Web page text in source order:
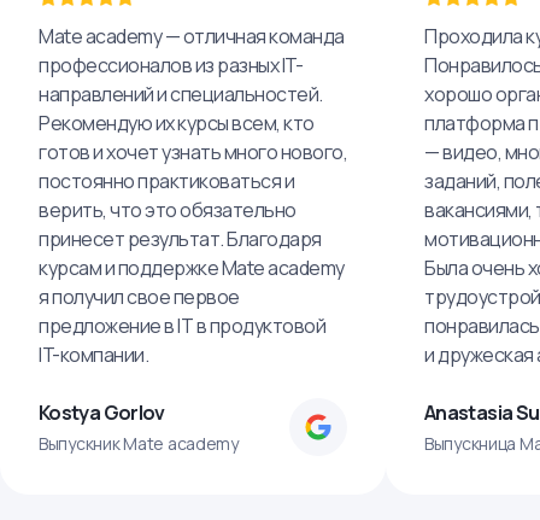
Mate academy — отличная команда
профессионалов из разных IT-
направлений и специальностей.
Рекомендую их курсы всем, кто
готов и хочет узнать много нового,
постоянно практиковаться и
верить, что это обязательно
принесет результат. Благодаря
курсам и поддержке Mate academy
я получил свое первое
предложение в IT в продуктовой
IT-компании.
Kostya Gorlov
Выпускник Mate academy
Проходила
хорошо
платформа
— видео,
заданий,
вакансиями,
Была очень
и
Anastasia
Выпускница